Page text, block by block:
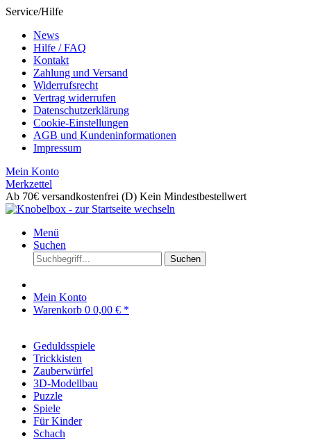
Service/Hilfe
News
Hilfe / FAQ
Kontakt
Zahlung und Versand
Widerrufsrecht
Vertrag widerrufen
Datenschutzerklärung
Cookie-Einstellungen
AGB und Kundeninformationen
Impressum
Mein Konto
Merkzettel
Ab 70€ versandkostenfrei (D) Kein Mindestbestellwert
Menü
Suchen
Suchen
Mein Konto
Warenkorb 0 0,00 € *
Geduldsspiele
Trickkisten
Zauberwürfel
3D-Modellbau
Puzzle
Spiele
Für Kinder
Schach